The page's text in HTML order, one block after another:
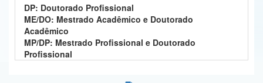
Gabinete de Segurança Institucional
Advocacia-Geral da União
DP: Doutorado Profissional
ME/DO: Mestrado Acadêmico e Doutorado
Acadêmico
MP/DP: Mestrado Profissional e Doutorado
Profissional